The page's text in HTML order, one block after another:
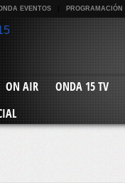
EVENTOS PROGRAMACIÓN
ON AIR ONDA 15 TV